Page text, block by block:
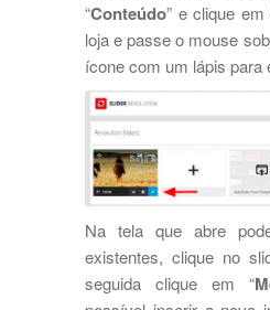
“Conteúdo” e clique em
loja e passe o mouse
ícone com um lápis para
Na tela que abre
existentes, clique no
seguida clique em “